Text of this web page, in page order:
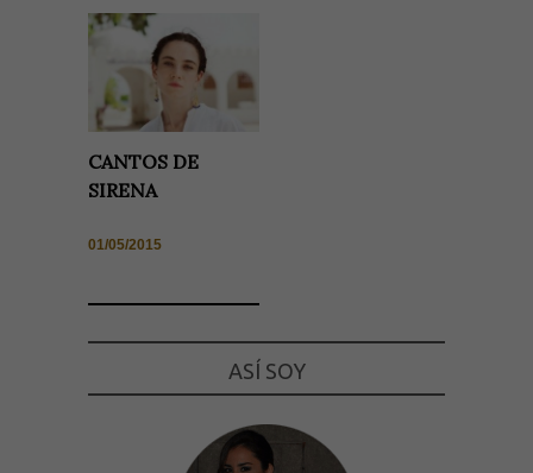
CANTOS DE
SIRENA
01/05/2015
ASÍ SOY